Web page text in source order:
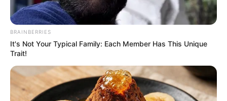
BRAINBERRIES
It's Not Your Typical Family: Each Member Has This Unique
Trait!